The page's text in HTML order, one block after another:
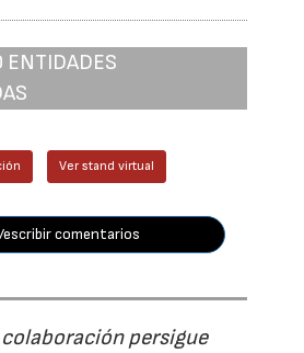
ENTIDADES
Ver stand virtual
escribir comentarios
persigue